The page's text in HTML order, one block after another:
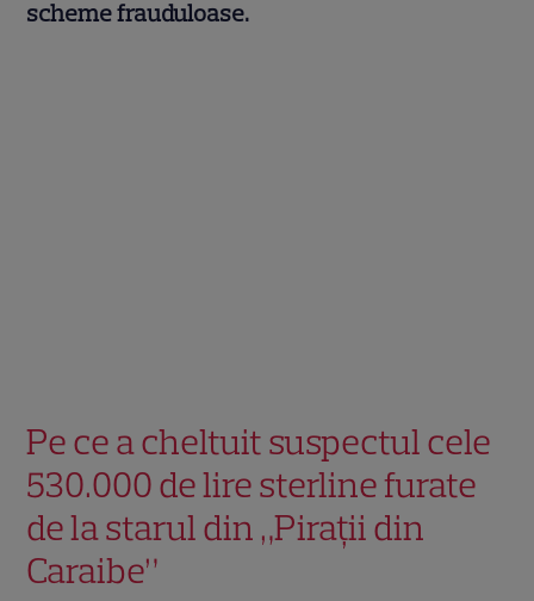
scheme frauduloase.
Pe ce a cheltuit suspectul cele
530.000 de lire sterline furate
de la starul din „Pirații din
Caraibe”